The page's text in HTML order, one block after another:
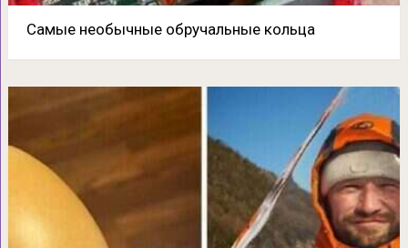
Самые необычные обручальные кольца